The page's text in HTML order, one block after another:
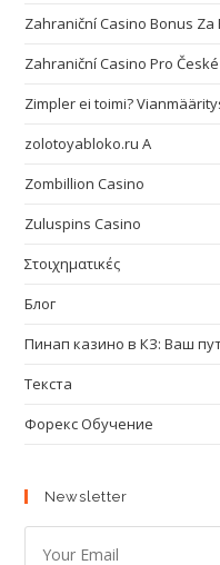
Zahraniční Casino Bonus Za
Zahraniční Casino Pro
Zimpler ei toimi?
zolotoyabloko.ru A
Zombillion Casino
Zuluspins Casino
Στοιχηματικές
Блог
Пинап казино в КЗ: Ваш
Текста
Форекс Обучение
Newsletter